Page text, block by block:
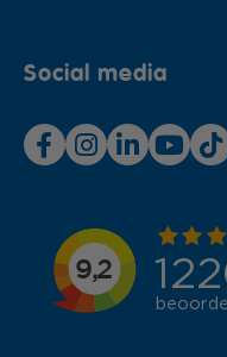
Social media